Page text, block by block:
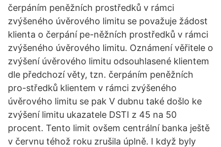
čerpáním peněžních prostředků v rámci
zvýšeného úvěrového limitu se považuje žádost
klienta o čerpání pe-něžních prostředků v rámci
zvýšeného úvěrového limitu. Oznámení věřitele o
zvýšení úvěrového limitu odsouhlasené klientem
dle předchozí věty, tzn. čerpáním peněžních
pro-středků klientem v rámci zvýšeného
úvěrového limitu se pak V dubnu také došlo ke
zvýšení limitu ukazatele DSTI z 45 na 50
procent. Tento limit ovšem centrální banka ještě
v červnu téhož roku zrušila úplně. I když byly